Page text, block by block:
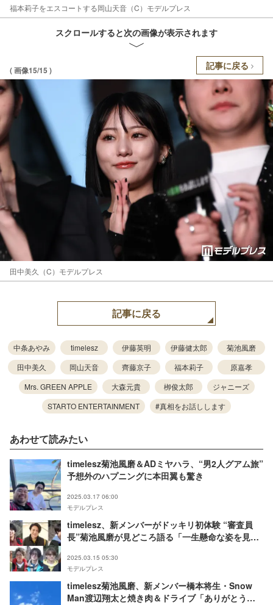
福本莉子をエスコートする岡山天音（C）モデルプレス
スクロールすると次の画像が表示されます
( 画像15/15 ) 記事に戻る
田中美久（C）モデルプレス
記事に戻る
中条あやみ timelesz 伊藤英明 伊藤健太郎
菊池風磨
田中美久
岡山天音 齊藤京子 福本莉子
原嘉孝
Mrs. GREEN APPLE
大森元貴 栁俊太郎
ジャニーズ
STARTO ENTERTAINMENT
#真相をお話しします
あわせて読みたい
timelesz菊池風磨＆ADミヤハラ、“男2人グアム旅”
予想外のハプニングに本田翼も驚き
2025.03.17 06:00
モデルプレス
timelesz、新メンバーがドッキリ初体験 “審査員
長”菊池風磨が見どころ語る「一生懸命な姿を見て
2025.03.15 05:30
モデルプレス
timelesz菊池風磨、新メンバー橋本将生・Snow
Man渡辺翔太と焼き肉＆ドライブ「ありがとう翔